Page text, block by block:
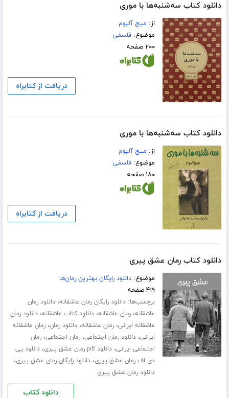
دانلود کتاب سه‌شنبه‌ها با موری
از: میچ آلبوم
موضوع:فلسفی
۲۰۰ صفحه
دریافت از کتابراه
دانلود کتاب سه‌شنبه‌ها با موری
از: میچ آلبوم
موضوع:فلسفی
۱۸۰ صفحه
دریافت از کتابراه
دانلود کتاب رمان عشق پیری
موضوع:دانلود رایگان بهترین رمان‌ها
۴۱۹ صفحه
برچسب‌ها:دانلود رایگان رمان عاشقانه،دانلود رمان
عاشقانه،رمان عاشقانه،دانلود کتاب عاشقانه،دانلود رمان
عاشقانه ایرانی،رمان عاشقانه،دانلود رمان،رمان عاشقانه
ایرانی،دانلود رمان اجتماعی،رمان اجتماعی،رمان
اجتماعی ایرانی،دانلود pdf رمان عشق پیری ،دانلود پی
دی اف رمان عشق پیری،دانلود رایگان رمان عشق پیری،
دانلود رمان عشق پیری
دانلود کتاب